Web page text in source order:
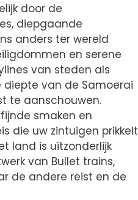
door de
diepgaande
anders ter wereld
en serene
van steden als
diepte van de Samoerai
te aanschouwen.
smaken en
die uw zintuigen prikkelt
land is uitzonderlijk
van Bullet trains,
de andere reist en de